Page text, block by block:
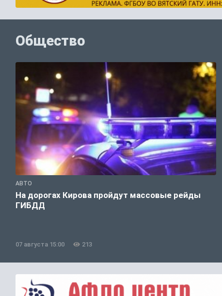
Общество
АВТО
На дорогах Кирова пройдут массовые рейды
ГИБДД
07 августа 15:00 213